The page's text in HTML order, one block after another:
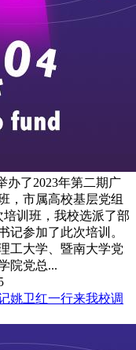
办了2023年第二期广
，市属高校基层党组
训班，我校选派了部
记参加了此次培训。
工大学、暨南大学党
院党总...
姚卫红一行来我校调